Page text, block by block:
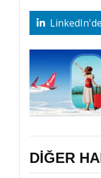
DİĞER